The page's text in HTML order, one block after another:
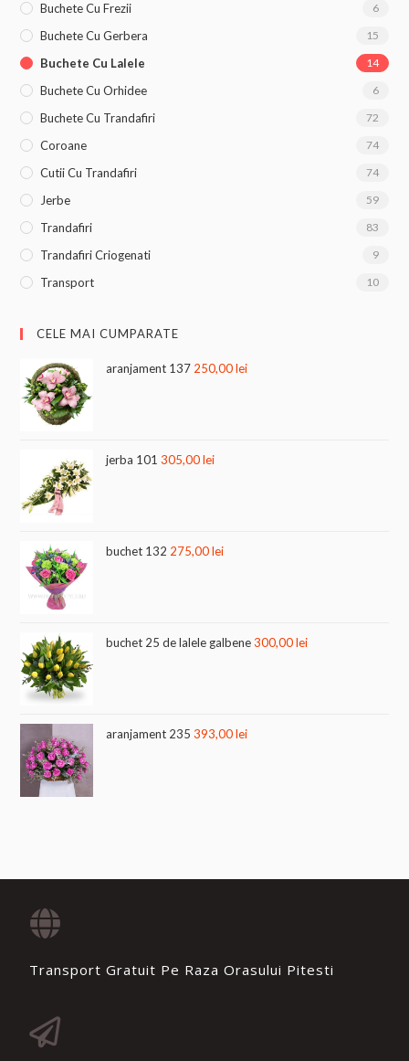
Buchete Cu Frezii 6
Buchete Cu Gerbera 15
Buchete Cu Lalele 14
Buchete Cu Orhidee 6
Buchete Cu Trandafiri 72
Coroane 74
Cutii Cu Trandafiri 74
Jerbe 59
Trandafiri 83
Trandafiri Criogenati 9
Transport 10
CELE MAI CUMPARATE
aranjament 137 250,00lei
jerba 101 305,00lei
buchet 132 275,00lei
buchet 25 de lalele galbene 300,00lei
aranjament 235 393,00lei
Transport Gratuit Pe Raza Orasului Pitesti